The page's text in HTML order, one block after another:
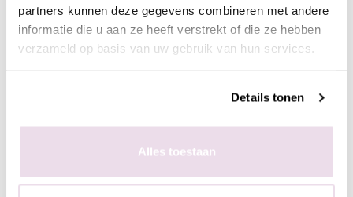
partners kunnen deze gegevens combineren met andere
informatie die u aan ze heeft verstrekt of die ze hebben
verzameld op basis van uw gebruik van hun services.
Details tonen
Alles toestaan
Ingepoetst met pigmenten
- Maak een ondergrond in kleur naar wens
- Breng de matte topgel aan en hard deze uit, 60 sec in de
- Breng de stempelgel aan op de stempelplaat
- Schraap met de schraper de overtollige hoeveelheid gel van
de plaat
- Duw de stempelaar op de stempelplaat
- Hard de gel uit, 60 sec in de sunlight of 2 min in de UV lamp